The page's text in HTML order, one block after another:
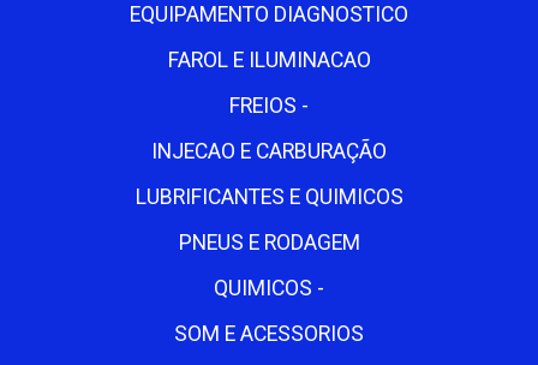
EQUIPAMENTO DIAGNOSTICO
FAROL E ILUMINACAO
FREIOS -
INJECAO E CARBURAÇÃO
LUBRIFICANTES E QUIMICOS
PNEUS E RODAGEM
QUIMICOS -
SOM E ACESSORIOS